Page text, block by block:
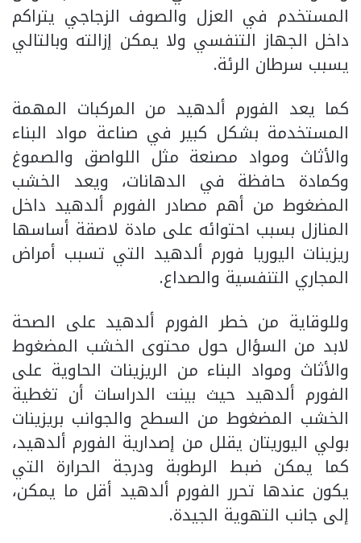
المستخدم في العزل والصوف الزجاجي يتراكم
داخل الجهاز التنفسي ولا يمكن إزالته وبالتالي
يسبب سرطان الرئة.
كما يعد الفورم ألدهيد من المركبات المهمة
المستخدمة بشكل كبير في صناعة مواد البناء
والأثاث ومواد مصنعة مثل اللواصق والصموغ
وكمادة حافظة في الدهانات، ويعد الخشب
المضغوط من أهم مصادر الفورم ألدهيد داخل
المنازل بسبب احتوائه على مادة لاصقة أساسها
ريزينات اليوريا فورم ألدهيد التي تسبب أمراض
المجاري التنفسية والصداع.
وللوقاية من خطر الفورم ألدهيد على الصحة
لابد من السؤال حول محتوى الخشب المضغوط
والأثاث ومواد البناء من الريزينات الحاوية على
الفورم ألدهيد حيث بينت الدراسات أن تغطية
الخشب المضغوط من السطح والجوانب بريزينات
بولي اليوريتان يقلل من إصدارية الفورم ألدهيد،
كما يمكن ضبط الرطوبة ودرجة الحرارة التي
يكون عندها تحرر الفورم ألدهيد أقل ما يمكن،
إلى جانب التهوية الجيدة.